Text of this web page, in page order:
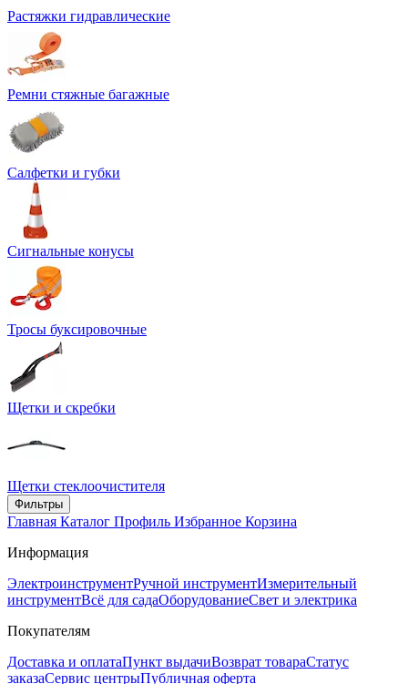
Растяжки гидравлические
Ремни стяжные багажные
Салфетки и губки
Сигнальные конусы
Тросы буксировочные
Щетки и скребки
Щетки стеклоочистителя
Фильтры
Главная Каталог Профиль Избранное Корзина
Информация
ЭлектроинструментРучной инструментИзмерительный
инструментВсё для садаОборудованиеСвет и электрика
Покупателям
Доставка и оплатаПункт выдачиВозврат товараСтатус
заказаСервис центрыПубличная оферта